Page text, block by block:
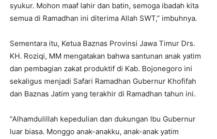
syukur. Mohon maaf lahir dan batin, semoga ibadah kita
semua di Ramadhan ini diterima Allah SWT,” imbuhnya.
Sementara itu, Ketua Baznas Provinsi Jawa Timur Drs.
KH. Roziqi, MM mengatakan bahwa santunan anak yatim
dan pembagian zakat produktif di Kab. Bojonegoro ini
sekaligus menjadi Safari Ramadhan Gubernur Khofifah
dan Baznas Jatim yang terakhir di Ramadhan tahun ini.
“Alhamdulillah kepedulian dan dukungan Ibu Gubernur
luar biasa. Monggo anak-anakku, anak-anak yatim